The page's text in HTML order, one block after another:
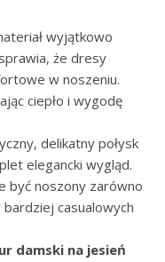
wyjątkowo
że dresy
w noszeniu.
ciepło i wygodę
delikatny połysk
elegancki wygląd.
być noszony zarówno
casualowych
damski na jesień